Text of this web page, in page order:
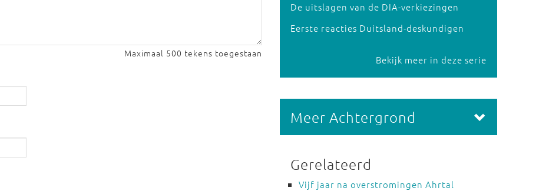
Maximaal 500 tekens toegestaan
De uitslagen van de DIA-verkiezingen
Eerste reacties Duitsland-deskundigen
Bekijk meer in deze serie
Meer Achtergrond
Gerelateerd
Vijf jaar na overstromingen Ahrtal